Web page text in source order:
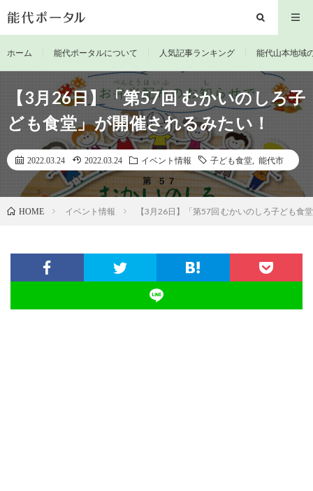
ホーム 能代ポータルについて 人気記事ランキング 能代山本地域
【3月26日】「第57回 むかいのしろ子
ども食堂」が開催されるみたい！
2022.03.24 2022.03.24 イベント情報 子ども食堂 能代市
HOME イベント情報 【3月26日】「第57回 むかいのしろ子ども食